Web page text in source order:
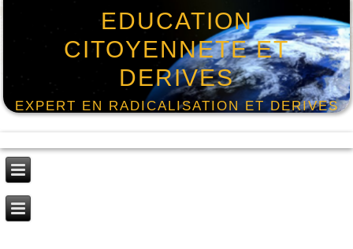
EDUCATION
CITOYENNETE ET
DERIVES
EXPERT EN RADICALISATION ET DERIVES